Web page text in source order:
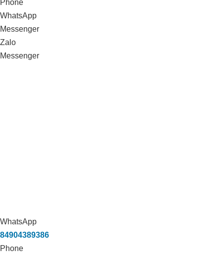
Phone
WhatsApp
Messenger
Zalo
Messenger
WhatsApp
84904389386
Phone